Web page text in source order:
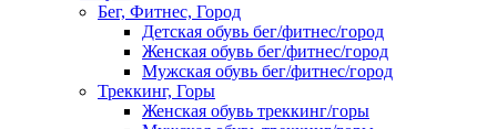
Бег, Фитнес, Город
Детская обувь бег/фитнес/город
Женская обувь бег/фитнес/город
Мужская обувь бег/фитнес/город
Треккинг, Горы
Женская обувь треккинг/горы